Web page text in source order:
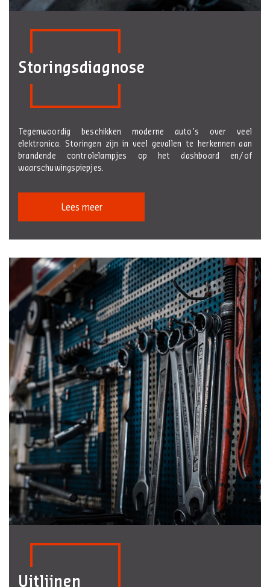
Storingsdiagnose
Tegenwoordig beschikken moderne auto’s over veel
elektronica. Storingen zijn in veel gevallen te herkennen aan
brandende controlelampjes op het dashboard en/of
waarschuwingspiepjes.
Lees meer
Uitlijnen